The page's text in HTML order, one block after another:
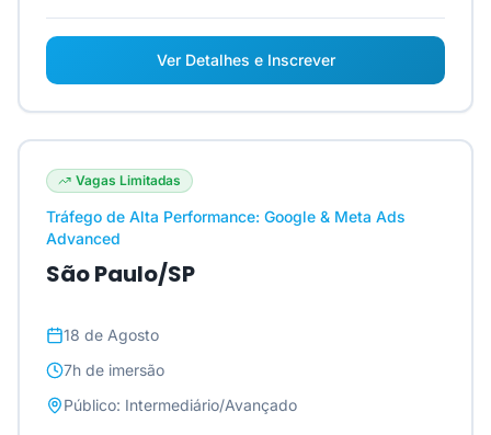
Ver Detalhes e Inscrever
Vagas Limitadas
Tráfego de Alta Performance: Google & Meta Ads
Advanced
São Paulo/SP
18 de Agosto
7h de imersão
Público: Intermediário/Avançado